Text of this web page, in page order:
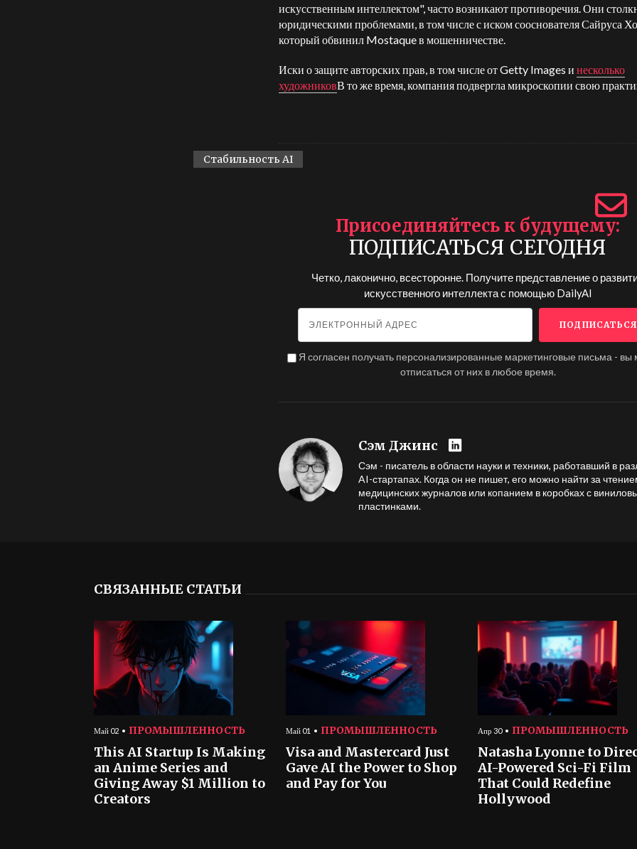
искусственным интеллектом", часто возникают противоречия. Они
юридическими проблемами, в том числе с иском сооснователя Сайруса
который обвинил Mostaque в мошенничестве.
Иски о защите авторских прав, в том числе от Getty Images и несколько
художниковВ то же время, компания подвергла микроскопии свою
Стабильность AI
Присоединяйтесь к будущему
ПОДПИСАТЬСЯ СЕГОДНЯ
Четко, лаконично, всесторонне. Получите представление о
искусственного интеллекта с помощью DailyAI
Я согласен получать персонализированные маркетинговые письма - вы
отписаться от них в любое время.
Сэм Джинс
Сэм - писатель в области науки и техники, работавший в
AI-стартапах. Когда он не пишет, его можно найти за
медицинских журналов или копанием в коробках с
пластинками.
СВЯЗАННЫЕ СТАТЬИ
Май 02 ПРОМЫШЛЕННОСТЬ
This AI Startup Is Making
an Anime Series and
Giving Away $1 Million to
Creators
Май 01 ПРОМЫШЛЕННОСТЬ
Visa and Mastercard Just
Gave AI the Power to Shop
and Pay for You
Апр 30 ПРОМЫШЛЕННОСТЬ
Natasha Lyonne to
AI-Powered Sci-Fi Film
That Could Redefine
Hollywood